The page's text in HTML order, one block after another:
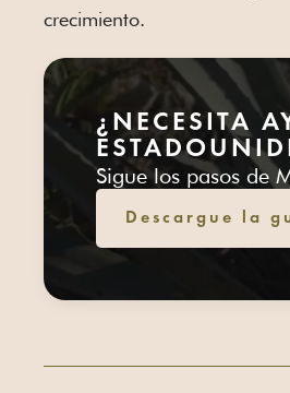
crecimiento.
¿NECESITA
Sigue los pasos de
Descargue la